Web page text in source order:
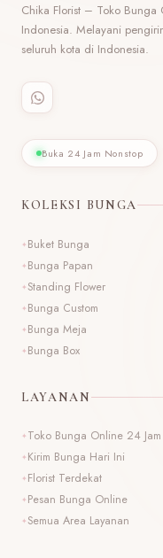
Chika Florist – Toko Bunga
Indonesia. Melayani
seluruh kota di Indonesia.
Buka 24 Jam Nonstop
KOLEKSI BUNGA
Buket Bunga
Bunga Papan
Standing Flower
Bunga Custom
Bunga Meja
Bunga Box
LAYANAN
Toko Bunga Online 24 Jam
Kirim Bunga Hari Ini
Florist Terdekat
Pesan Bunga Online
Semua Area Layanan